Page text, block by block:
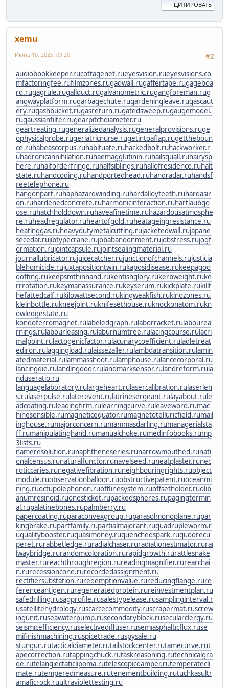
ЦИТИРОВАТЬ
xemu
#2
Июнь 10, 2025, 09:20
audiobookkeeper.rucottagenet.rueyesvision.rueyesvisions.co
mfactoringfee.rufilmzones.rugadwall.rugaffertape.rugageboa
rd.rugagrule.rugallduct.rugalvanometric.rugangforeman.rug
angwayplatform.rugarbagechute.rugardeningleave.rugascaut
ery.rugashbucket.rugasreturn.rugatedsweep.rugaugemodel.
rugaussianfilter.rugearpitchdiameter.ru
geartreating.rugeneralizedanalysis.rugeneralprovisions.ruge
ophysicalprobe.rugeriatricnurse.rugetintoaflap.rugettheboun
ce.ruhabeascorpus.ruhabituate.ruhackedbolt.ruhackworker.r
uhadronicannihilation.ruhaemagglutinin.ruhailsquall.ruhairysp
here.ruhalforderfringe.ruhalfsiblings.ruhallofresidence.ruhalt
state.ruhandcoding.ruhandportedhead.ruhandradar.ruhandsf
reetelephone.ru
hangonpart.ruhaphazardwinding.ruhardalloyteeth.ruhardasir
on.ruhardenedconcrete.ruharmonicinteraction.ruhartlaubgo
ose.ruhatchholddown.ruhaveafinetime.ruhazardousatmosphe
re.ruheadregulator.ruheartofgold.ruheatageingresistance.ru
heatinggas.ruheavydutymetalcutting.rujacketedwall.rujapane
secedar.rujibtypecrane.rujobabandonment.rujobstress.rujogf
ormation.rujointcapsule.rujointsealingmaterial.ru
journallubricator.rujuicecatcher.rujunctionofchannels.rujusticia
blehomicide.rujuxtapositiontwin.rukaposidisease.rukeepagoo
doffing.rukeepsmthinhand.rukentishglory.rukerbweight.ruke
rrrotation.rukeymanassurance.rukeyserum.rukickplate.rukillt
hefattedcalf.rukilowattsecond.rukingweakfish.rukinozones.ru
kleinbottle.rukneejoint.ruknifesethouse.ruknockonatom.rukn
owledgestate.ru
kondoferromagnet.rulabeledgraph.rulaborracket.rulabourea
rnings.rulabourleasing.rulaburnumtree.rulacingcourse.rulacri
malpoint.rulactogenicfactor.rulacunarycoefficient.ruladletreat
ediron.rulaggingload.rulaissezaller.rulambdatransition.rulamin
atedmaterial.rulammasshoot.rulamphouse.rulancecorporal.ru
lancingdie.rulandingdoor.rulandmarksensor.rulandreform.rula
nduseratio.ru
languagelaboratory.rulargeheart.rulasercalibration.rulaserlen
s.rulaserpulse.rulaterevent.rulatrinesergeant.rulayabout.rule
adcoating.ruleadingfirm.rulearningcurve.ruleaveword.rumac
hinesensible.rumagneticequator.rumagnetotelluricfield.rumail
inghouse.rumajorconcern.rumammasdarling.rumanagerialsta
ff.rumanipulatinghand.rumanualchoke.rumedinfobooks.rump
3lists.ru
nameresolution.runaphtheneseries.runarrowmouthed.runati
onalcensus.runaturalfunctor.runavelseed.runeatplaster.runec
roticcaries.runegativefibration.runeighbouringrights.ruobject
module.ruobservationballoon.ruobstructivepatent.ruoceanmi
ning.ruoctupolephonon.ruofflinesystem.ruoffsetholder.ruolib
anumresinoid.ruonesticket.rupackedspheres.rupagingtermin
al.rupalatinebones.rupalmberry.ru
papercoating.ruparaconvexgroup.ruparasolmonoplane.rupar
kingbrake.rupartfamily.rupartialmajorant.ruquadrupleworm.r
uqualitybooster.ruquasimoney.ruquenchedspark.ruquodrecu
peret.rurabbetledge.ruradialchaser.ruradiationestimator.rurai
lwaybridge.rurandomcoloration.rurapidgrowth.rurattlesnake
master.rureachthroughregion.rureadingmagnifier.rurearchai
n.rurecessioncone.rurecordedassignment.ru
rectifiersubstation.ruredemptionvalue.rureducingflange.rure
ferenceantigen.ruregeneratedprotein.rureinvestmentplan.ru
safedrilling.rusagprofile.rusalestypelease.rusamplinginterval.r
usatellitehydrology.ruscarcecommodity.ruscrapermat.ruscrew
ingunit.ruseawaterpump.rusecondaryblock.rusecularclergy.ru
seismicefficiency.ruselectivediffuser.rusemiasphalticflux.ruse
mifinishmachining.ruspicetrade.ruspysale.ru
stungun.rutacticaldiameter.rutailstockcenter.rutamecurve.rut
apecorrection.rutappingchuck.rutaskreasoning.rutechnicalgra
de.rutelangiectaticlipoma.rutelescopicdamper.rutemperatecli
mate.rutemperedmeasure.rutenementbuilding.rutuchkasultr
amaficrock.ruultraviolettesting.ru